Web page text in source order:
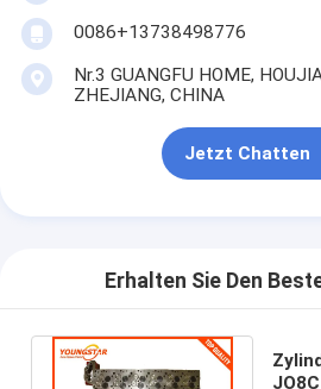
Automotor-Ventile
Zylinderkopf-Reparaturen
KURBELWELLEN-FLASCHENZUG
Zylinderkopfdichtung
Auto-Lenkpumpe
Kraftfahrzeugmotor-Teile
0086+13738498776
Nr.3 GUANGFU HOME,
ZHEJIANG, CHINA
Jetzt Chatten
Erhalten Sie Den